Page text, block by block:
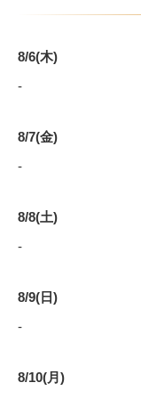
8/6(木)
-
8/7(金)
-
8/8(土)
-
8/9(日)
-
8/10(月)